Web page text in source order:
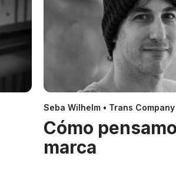
Seba Wilhelm • Trans Company
Cómo
marca